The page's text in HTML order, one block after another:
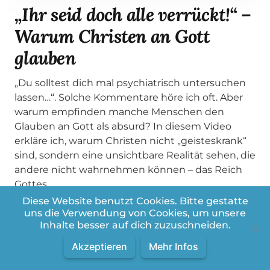
„Ihr seid doch alle verrückt!“ –
Warum Christen an Gott
glauben
„Du solltest dich mal psychiatrisch untersuchen
lassen…“. Solche Kommentare höre ich oft. Aber
warum empfinden manche Menschen den
Glauben an Gott als absurd? In diesem Video
erkläre ich, warum Christen nicht „geisteskrank“
sind, sondern eine unsichtbare Realität sehen, die
andere nicht wahrnehmen können – das Reich
Gottes.
Dabei gehe ich darauf ein:
Warum glauben Menschen an Gott?
Warum lehnen andere den Glauben als Unsinn
Wie du das Übernatürliche selbst erleben
Diese Website benutzt Cookies. Bitte gestatte
uns die Verwendung von Cookies, um unsere
Inhalte besser auf dich zuzuschneiden.
Akzeptieren Mehr Infos